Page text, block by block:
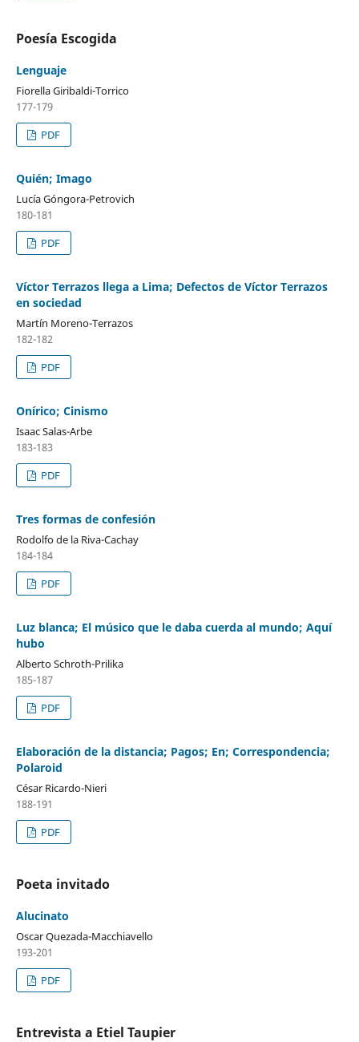
Poesía Escogida
Lenguaje
Fiorella Giribaldi-Torrico
177-179
PDF
Quién; Imago
Lucía Góngora-Petrovich
180-181
PDF
Víctor Terrazos llega a Lima; Defectos de Víctor Terrazos
en sociedad
Martín Moreno-Terrazos
182-182
PDF
Onírico; Cinismo
Isaac Salas-Arbe
183-183
PDF
Tres formas de confesión
Rodolfo de la Riva-Cachay
184-184
PDF
Luz blanca; El músico que le daba cuerda al mundo; Aquí
hubo
Alberto Schroth-Prilika
185-187
PDF
Elaboración de la distancia; Pagos; En; Correspondencia;
Polaroid
César Ricardo-Nieri
188-191
PDF
Poeta invitado
Alucinato
Oscar Quezada-Macchiavello
193-201
PDF
Entrevista a Etiel Taupier